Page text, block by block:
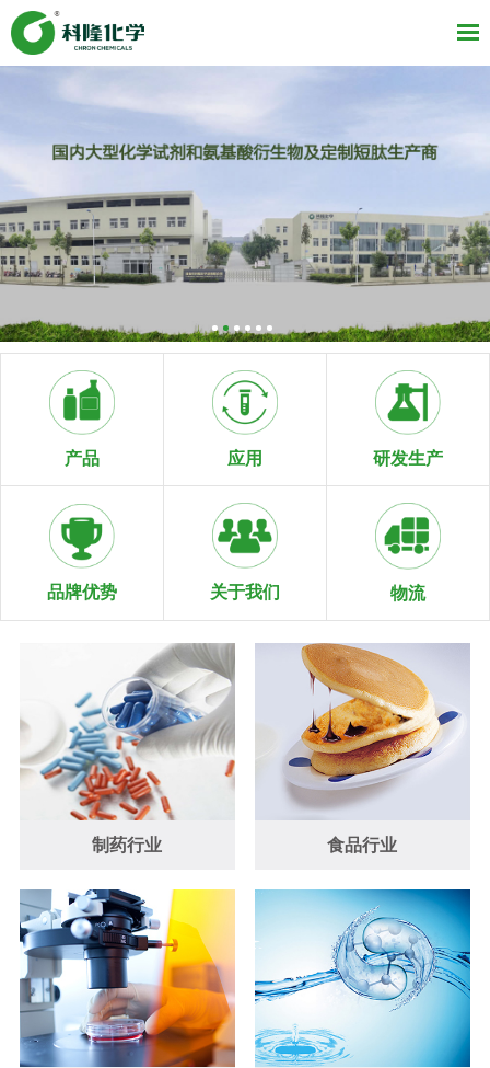
产品 应用 研发生产
品牌优势 关于我们 物流
制药行业 食品行业